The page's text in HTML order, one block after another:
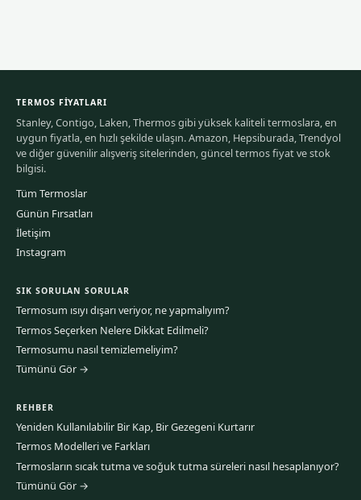
TERMOS FIYATLARI
Stanley, Contigo, Laken, Thermos gibi yüksek kaliteli termoslara, en
uygun fiyatla, en hızlı şekilde ulaşın. Amazon, Hepsiburada, Trendyol
ve diğer güvenilir alışveriş sitelerinden, güncel termos fiyat ve stok
bilgisi.
Tüm Termoslar
Günün Fırsatları
İletişim
Instagram
SIK SORULAN SORULAR
Termosum ısıyı dışarı veriyor, ne yapmalıyım?
Termos Seçerken Nelere Dikkat Edilmeli?
Termosumu nasıl temizlemeliyim?
Tümünü Gör →
REHBER
Yeniden Kullanılabilir Bir Kap, Bir Gezegeni Kurtarır
Termos Modelleri ve Farkları
Termosların sıcak tutma ve soğuk tutma süreleri nasıl hesaplanıyor?
Tümünü Gör →